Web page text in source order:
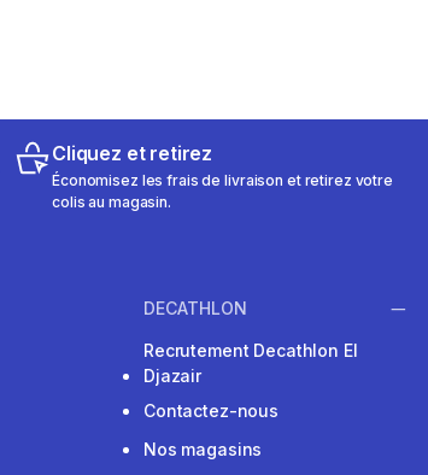
Cliquez et retirez
Économisez les frais de livraison et retirez votre
colis au magasin.
DECATHLON
Recrutement Decathlon El
Djazair
Contactez-nous
Nos magasins